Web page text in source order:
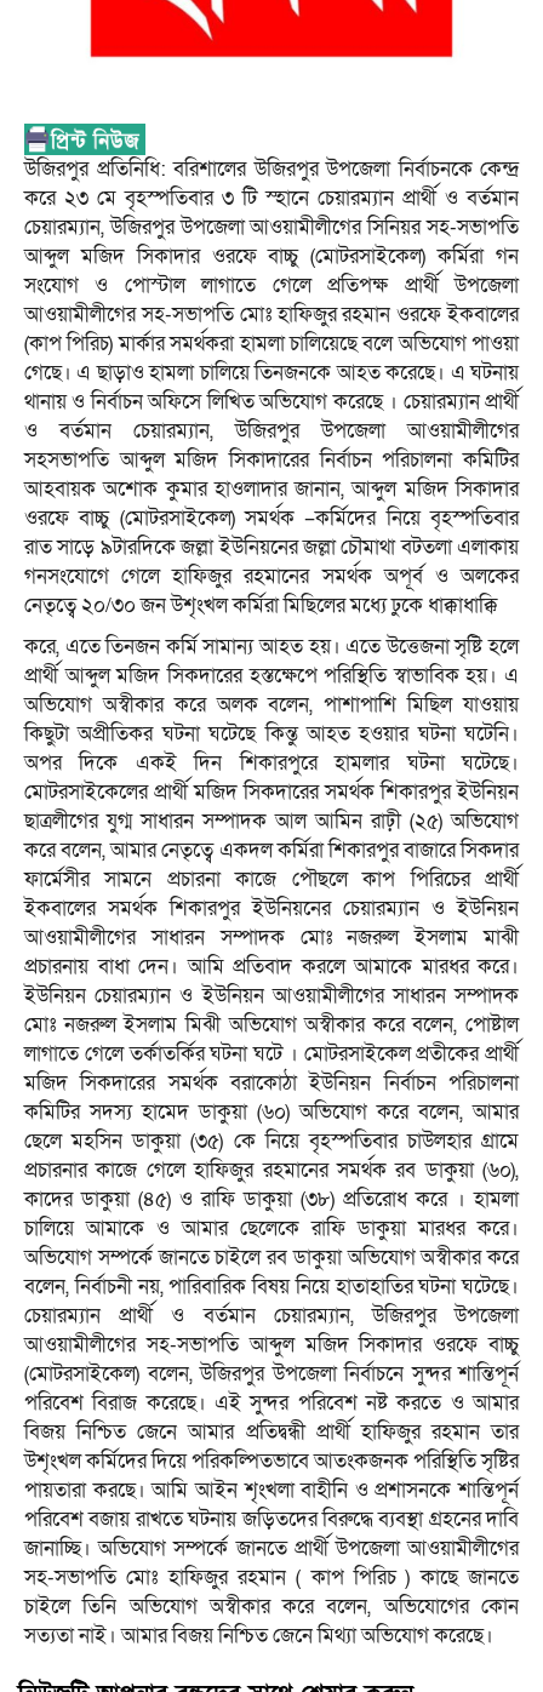
উজিরপুর প্রতিনিধি: বরিশালের উজিরপুর উপজেলা নির্বাচনকে কেন্দ্র
করে ২৩ মে বৃহস্পতিবার ৩ টি স্হানে চেয়ারম্যান প্রার্থী ও বর্তমান
চেয়ারম্যান, উজিরপুর উপজেলা আওয়ামীলীগের সিনিয়র সহ-সভাপতি
আব্দুল মজিদ সিকাদার ওরফে বাচ্চু (মোটরসাইকেল) কর্মিরা গন
সংযোগ ও পোস্টাল লাগাতে গেলে প্রতিপক্ষ প্রার্থী উপজেলা
আওয়ামীলীগের সহ-সভাপতি মোঃ হাফিজুর রহমান ওরফে ইকবালের
(কাপ পিরিচ) মার্কার সমর্থকরা হামলা চালিয়েছে বলে অভিযোগ পাওয়া
গেছে। এ ছাড়াও হামলা চালিয়ে তিনজনকে আহত করেছে। এ ঘটনায়
থানায় ও নির্বাচন অফিসে লিখিত অভিযোগ করেছে । চেয়ারম্যান প্রার্থী
ও বর্তমান চেয়ারম্যান, উজিরপুর উপজেলা আওয়ামীলীগের
সহসভাপতি আব্দুল মজিদ সিকাদারের নির্বাচন পরিচালনা কমিটির
আহবায়ক অশোক কুমার হাওলাদার জানান, আব্দুল মজিদ সিকাদার
ওরফে বাচ্চু (মোটরসাইকেল) সমর্থক –কর্মিদের নিয়ে বৃহস্পতিবার
রাত সাড়ে ৯টারদিকে জল্লা ইউনিয়নের জল্লা চৌমাথা বটতলা এলাকায়
গনসংযোগে গেলে হাফিজুর রহমানের সমর্থক অপূর্ব ও অলকের
নেতৃত্বে ২০/৩০ জন উশৃংখল কর্মিরা মিছিলের মধ্যে ঢুকে ধাক্কাধাক্কি
করে, এতে তিনজন কর্মি সামান্য আহত হয়। এতে উত্তেজনা সৃষ্টি হলে
প্রার্থী আব্দুল মজিদ সিকদারের হস্তক্ষেপে পরিস্থিতি স্বাভাবিক হয়। এ
অভিযোগ অস্বীকার করে অলক বলেন, পাশাপাশি মিছিল যাওয়ায়
কিছুটা অপ্রীতিকর ঘটনা ঘটেছে কিন্তু আহত হওয়ার ঘটনা ঘটেনি।
অপর দিকে একই দিন শিকারপুরে হামলার ঘটনা ঘটেছে।
মোটরসাইকেলের প্রার্থী মজিদ সিকদারের সমর্থক শিকারপুর ইউনিয়ন
ছাত্রলীগের যুগ্ম সাধারন সম্পাদক আল আমিন রাঢ়ী (২৫) অভিযোগ
করে বলেন, আমার নেতৃত্বে একদল কর্মিরা শিকারপুর বাজারে সিকদার
ফার্মেসীর সামনে প্রচারনা কাজে পৌছলে কাপ পিরিচের প্রার্থী
ইকবালের সমর্থক শিকারপুর ইউনিয়নের চেয়ারম্যান ও ইউনিয়ন
আওয়ামীলীগের সাধারন সম্পাদক মোঃ নজরুল ইসলাম মাঝী
প্রচারনায় বাধা দেন। আমি প্রতিবাদ করলে আমাকে মারধর করে।
ইউনিয়ন চেয়ারম্যান ও ইউনিয়ন আওয়ামীলীগের সাধারন সম্পাদক
মোঃ নজরুল ইসলাম মিঝী অভিযোগ অস্বীকার করে বলেন, পোষ্টাল
লাগাতে গেলে তর্কাতর্কির ঘটনা ঘটে । মোটরসাইকেল প্রতীকের প্রার্থী
মজিদ সিকদারের সমর্থক বরাকোঠা ইউনিয়ন নির্বাচন পরিচালনা
কমিটির সদস্য হামেদ ডাকুয়া (৬০) অভিযোগ করে বলেন, আমার
ছেলে মহসিন ডাকুয়া (৩৫) কে নিয়ে বৃহস্পতিবার চাউলহার গ্রামে
প্রচারনার কাজে গেলে হাফিজুর রহমানের সমর্থক রব ডাকুয়া (৬০),
কাদের ডাকুয়া (৪৫) ও রাফি ডাকুয়া (৩৮) প্রতিরোধ করে । হামলা
চালিয়ে আমাকে ও আমার ছেলেকে রাফি ডাকুয়া মারধর করে।
অভিযোগ সম্পর্কে জানতে চাইলে রব ডাকুয়া অভিযোগ অস্বীকার করে
বলেন, নির্বাচনী নয়, পারিবারিক বিষয় নিয়ে হাতাহাতির ঘটনা ঘটেছে।
চেয়ারম্যান প্রার্থী ও বর্তমান চেয়ারম্যান, উজিরপুর উপজেলা
আওয়ামীলীগের সহ-সভাপতি আব্দুল মজিদ সিকাদার ওরফে বাচ্চু
(মোটরসাইকেল) বলেন, উজিরপুর উপজেলা নির্বাচনে সুন্দর শান্তিপূর্ন
পরিবেশ বিরাজ করেছে। এই সুন্দর পরিবেশ নষ্ট করতে ও আমার
বিজয় নিশ্চিত জেনে আমার প্রতিদ্বন্ধী প্রার্থী হাফিজুর রহমান তার
উশৃংখল কর্মিদের দিয়ে পরিকল্পিতভাবে আতংকজনক পরিস্থিতি সৃষ্টির
পায়তারা করছে। আমি আইন শৃংখলা বাহীনি ও প্রশাসনকে শান্তিপূর্ন
পরিবেশ বজায় রাখতে ঘটনায় জড়িতদের বিরুদ্ধে ব্যবস্থা গ্রহনের দাবি
জানাচ্ছি। অভিযোগ সম্পর্কে জানতে প্রার্থী উপজেলা আওয়ামীলীগের
সহ-সভাপতি মোঃ হাফিজুর রহমান ( কাপ পিরিচ ) কাছে জানতে
চাইলে তিনি অভিযোগ অস্বীকার করে বলেন, অভিযোগের কোন
সত্যতা নাই। আমার বিজয় নিশ্চিত জেনে মিথ্যা অভিযোগ করেছে।